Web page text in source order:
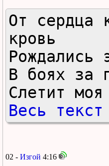
От сердца
кровь
Рождались
В боях за
Слетит
Весь текст
02 - Изгой 4:16